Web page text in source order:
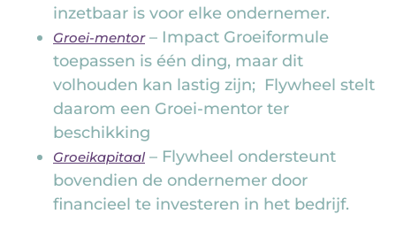
inzetbaar is voor elke ondernemer.
Groei-mentor– Impact Groeiformule
toepassen is één ding, maar dit
volhouden kan lastig zijn; Flywheel stelt
daarom een Groei-mentor ter
beschikking
Groeikapitaal – Flywheel ondersteunt
bovendien de ondernemer door
financieel te investeren in het bedrijf.